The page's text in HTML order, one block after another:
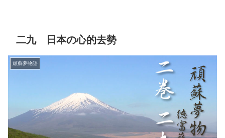
二九 日本の心的去勢
頑蘇夢物語